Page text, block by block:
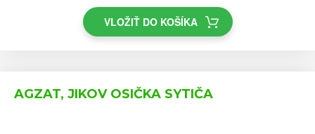
VLOŽIŤ DO KOŠÍKA
AGZAT, JIKOV OSIČKA SYTIČA